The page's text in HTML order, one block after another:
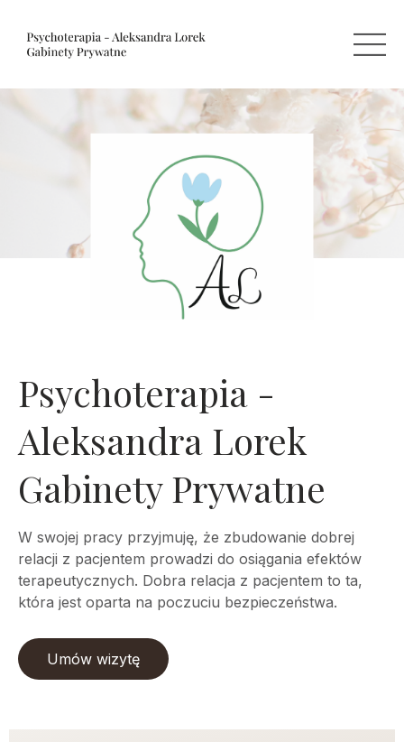
Psychoterapia -
Aleksandra Lorek
Gabinety Prywatne
W swojej pracy przyjmuję, że zbudowanie dobrej
relacji z pacjentem prowadzi do osiągania efektów
terapeutycznych. Dobra relacja z pacjentem to ta,
która jest oparta na poczuciu bezpieczeństwa.
Umów wizytę